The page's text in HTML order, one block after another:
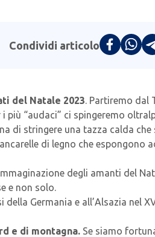
Condividi articolo
del Natale 2023. Partiremo dal
“audaci” ci spingeremo
di stringere una tazza calda
di legno che
degli amanti del
e non solo.
Germania e all’Alsazia
e di montagna. Se siamo